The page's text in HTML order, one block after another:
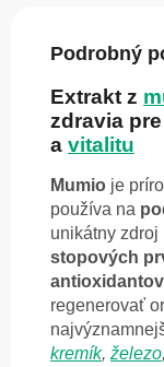
Podrobný
Extrakt z
zdravia
a vitalitu
Mumio je
používa na
unikátny zdroj
stopových
antioxidantov
regenerovať
kremík, železo